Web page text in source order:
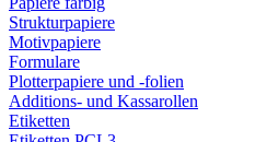
Strukturpapiere
Motivpapiere
Formulare
Plotterpapiere und -folien
Additions- und Kassarollen
Etiketten